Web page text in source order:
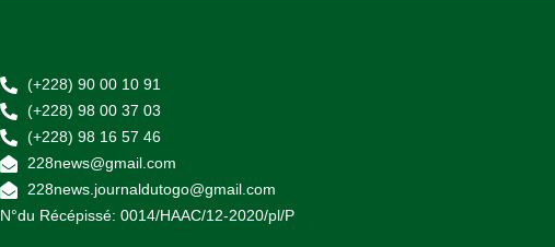
(+228) 90 00 10 91
(+228) 98 00 37 03
(+228) 98 16 57 46
228news@gmail.com
228news.journaldutogo@gmail.com
N°du Récépissé: 0014/HAAC/12-2020/pl/P